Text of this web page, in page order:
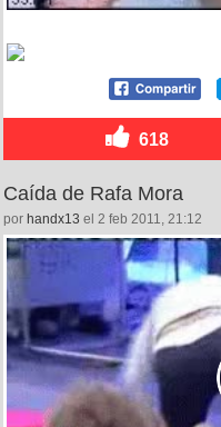
618
Caída de Rafa Mora
por handx13 el 2 feb 2011, 21:12